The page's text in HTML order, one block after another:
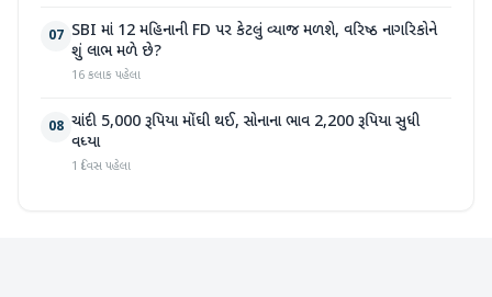
07 SBI માં 12 મહિનાની FD પર કેટલું વ્યાજ મળશે, વરિષ્ઠ નાગરિકોને
શું લાભ મળે છે?
16 કલાક પહેલા
08 ચાંદી 5,000 રૂપિયા મોંઘી થઈ, સોનાના ભાવ 2,200 રૂપિયા સુધી
વધ્યા
1 દિવસ પહેલા